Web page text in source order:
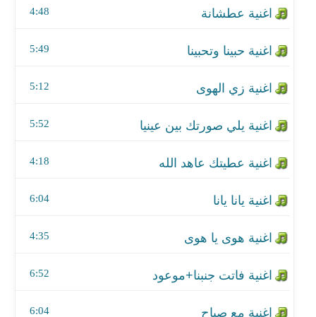
4:48
5:49
5:12
5:52
4:18
اغنية يانا يانا
6:04
اغنية هوى يا هوى
4:35
6:52
6:04
اغنية ياناسيني
اغنية حبيتك حتنسيت النوم
اغنية جانا الهوى